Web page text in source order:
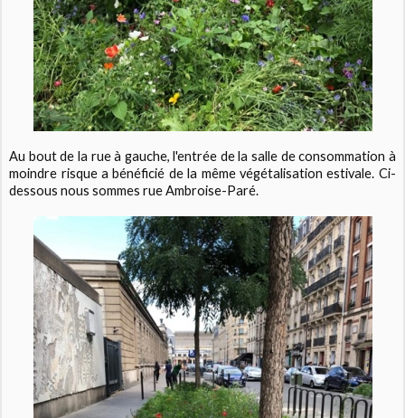
Au bout de la rue à gauche, l'entrée de la salle de consommation à
moindre risque a bénéficié de la même végétalisation estivale. Ci-
dessous nous sommes rue Ambroise-Paré.